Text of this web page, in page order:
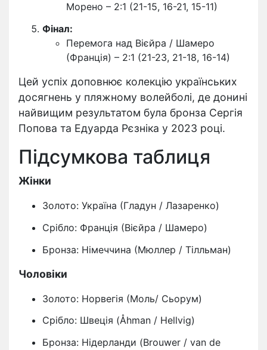
Морено – 2:1 (21-15, 16-21, 15-11)
Фінал:
Перемога над Вієйра / Шамеро
(Франція) – 2:1 (21-23, 21-18, 16-14)
Цей успіх доповнює колекцію українських
досягнень у пляжному волейболі, де донині
найвищим результатом була бронза Сергія
Попова та Едуарда Рєзніка у 2023 році.
Підсумкова таблиця
Жінки
Золото: Україна (Гладун / Лазаренко)
Срібло: Франція (Вієйра / Шамеро)
Бронза: Німеччина (Мюллер / Тілльман)
Чоловіки
Золото: Норвегія (Моль/ Сьорум)
Срібло: Швеція (Åhman / Hellvig)
Бронза: Нідерланди (Brouwer / van de